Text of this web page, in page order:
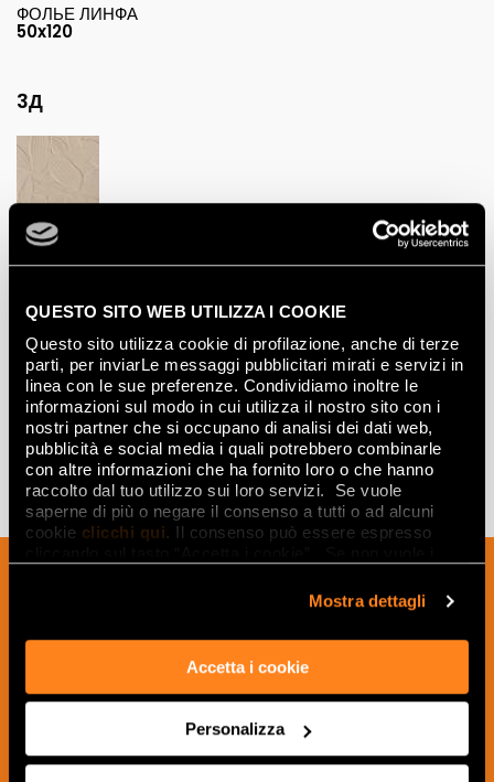
QUESTO SITO WEB UTILIZZA I COOKIE
Questo sito utilizza cookie di profilazione, anche di terze
parti, per inviarLe messaggi pubblicitari mirati e servizi in
linea con le sue preferenze. Condividiamo inoltre le
informazioni sul modo in cui utilizza il nostro sito con i
nostri partner che si occupano di analisi dei dati web,
pubblicità e social media i quali potrebbero combinarle
con altre informazioni che ha fornito loro o che hanno
raccolto dal tuo utilizzo sui loro servizi. Se vuole
saperne di più o negare il consenso a tutti o ad alcuni
cookie clicchi qui. Il consenso può essere espresso
Mostra dettagli
Accetta i cookie
Personalizza
ФОЛЬЕ ЛИНФА
50x120
3Д
ФОЛЬЕ ЛИНФА
50x120
Подпишитесь на нашу рассылку, чтобы
получать новости, обновления и
дизайна интерьера.
ПОДПИСАТЬСЯ СЕЙЧАС